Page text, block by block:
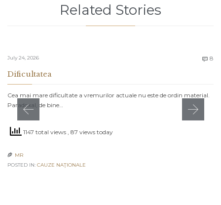
Related Stories
July 24, 2026  8
Dificultatea
Cea mai mare dificultate a vremurilor actuale nu este de ordin material.
Paradoxal, de bine…
1147 total views , 87 views today
 MR
POSTED IN: CAUZE NAŢIONALE